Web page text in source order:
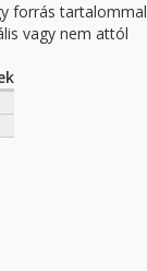
forrás tartalommal
vagy nem attól